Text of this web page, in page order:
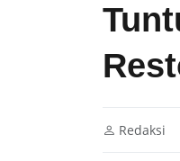
Redaksi